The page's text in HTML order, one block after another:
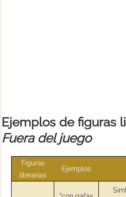
Ejemplos de figuras
Fuera del juego
Figuras
literarias
Ejemplos